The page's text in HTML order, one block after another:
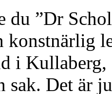
du ”Dr
konstnärlig
i
sak. Det är